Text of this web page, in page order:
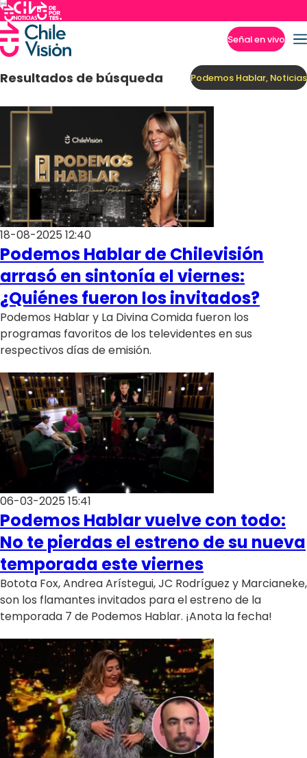
Señal en vivo
Resultados de búsqueda Podemos Hablar, Noticias
18-08-2025 12:40
Podemos Hablar de Chilevisión
arrasó en sintonía el viernes:
¿Quiénes fueron los invitados?
Podemos Hablar y La Divina Comida fueron los
programas favoritos de los televidentes en sus
respectivos días de emisión.
06-03-2025 15:41
Podemos Hablar vuelve con todo:
No te pierdas el estreno de su nueva
temporada este viernes
Botota Fox, Andrea Arístegui, JC Rodríguez y Marcianeke,
son los flamantes invitados para el estreno de la
temporada 7 de Podemos Hablar. ¡Anota la fecha!
Imperdibles
Programas
Club De La Comedia
Plan Perfecto
El Tiempo
Sabingo
Todos Los Programas